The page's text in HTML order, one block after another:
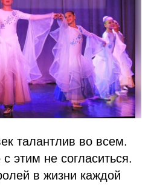
талантлив во всем.
этим не согласиться.
в жизни каждой